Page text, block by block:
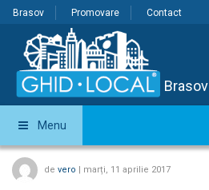
Brasov Promovare Contact
Brasov
Menu
de vero | marți, 11 aprilie 2017